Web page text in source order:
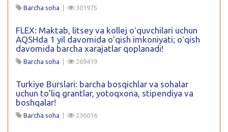
Barcha soha | 301975
FLEX: Maktab, litsey va kollej oʻquvchilari uchun
AQSHda 1 yil davomida oʻqish imkoniyati; oʻqish
davomida barcha xarajatlar qoplanadi!
Barcha soha | 269419
Turkiye Burslari: barcha bosqichlar va sohalar
uchun to’liq grantlar, yotoqxona, stipendiya va
boshqalar!
Barcha soha | 236016